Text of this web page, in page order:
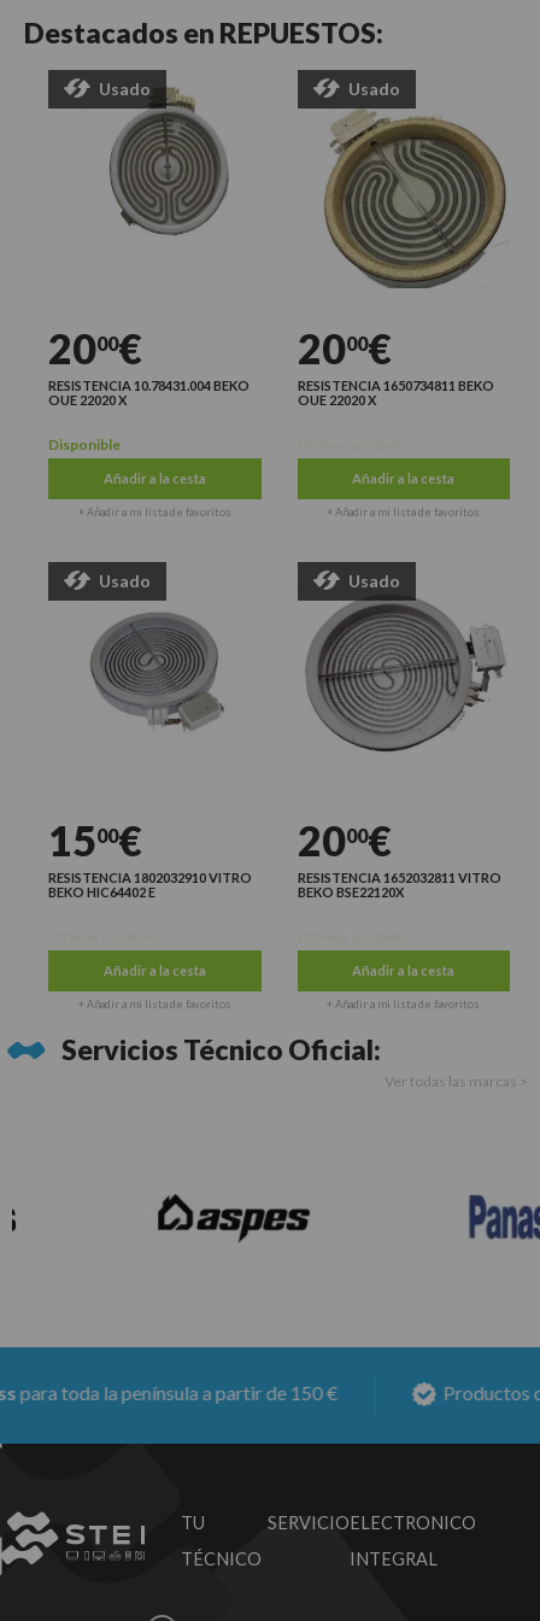
Destacados en REPUESTOS:
Usado
2000€
RESISTENCIA 10.78431.004 BEKO
OUE 22020 X
Disponible
Añadir a la cesta
+ Añadir a mi lista de favoritos
Usado
2000€
RESISTENCIA 1650734811 BEKO
OUE 22020 X
Añadir a la cesta
+ Añadir a mi lista de favoritos
Usado
1500€
RESISTENCIA 1802032910 VITRO
BEKO HIC64402 E
Añadir a la cesta
+ Añadir a mi lista de favoritos
Usado
2000€
RESISTENCIA 1652032811 VITRO
BEKO BSE22120X
Añadir a la cesta
+ Añadir a mi lista de favoritos
Servicios Técnico Oficial:
Ver todas las marcas >
toda la península a partir de 150 € Productos con
TU SERVICIO
TÉCNICO
ELECTRONICO
INTEGRAL